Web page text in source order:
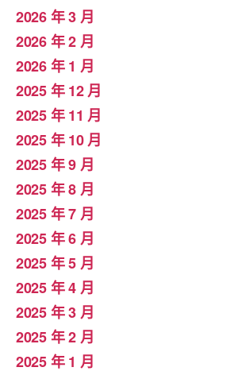
2026 年 3 月
2026 年 2 月
2026 年 1 月
2025 年 12 月
2025 年 11 月
2025 年 10 月
2025 年 9 月
2025 年 8 月
2025 年 7 月
2025 年 6 月
2025 年 5 月
2025 年 4 月
2025 年 3 月
2025 年 2 月
2025 年 1 月